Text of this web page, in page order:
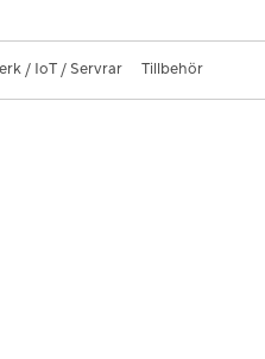
/ IoT / Servrar Tillbehör